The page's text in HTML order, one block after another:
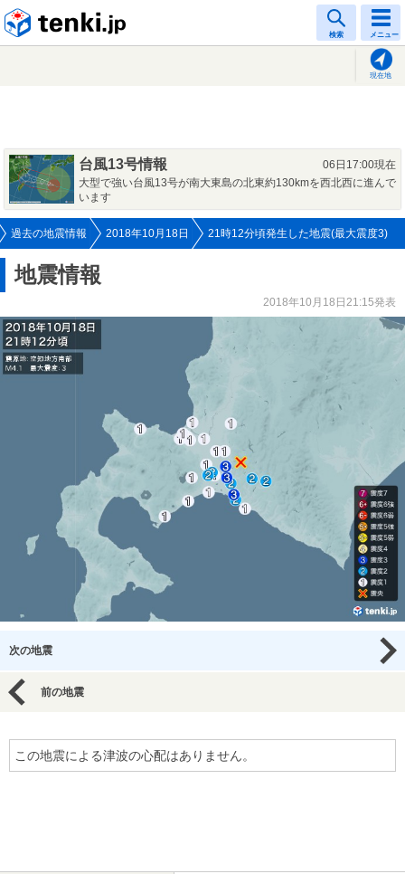
検索 メニュー
現在地
台風13号情報
06日17:00現在
大型で強い台風13号が南大東島の北東約130kmを西北西に進んで
います
過去の地震情報 2018年10月18日 21時12分頃発生した地震(最大震度3)
地震情報
2018年10月18日21:15発表
次の地震
前の地震
この地震による津波の心配はありません。